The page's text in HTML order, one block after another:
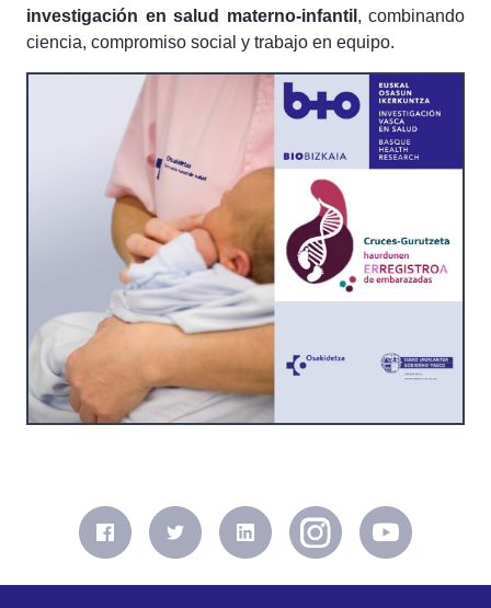
investigación en salud materno-infantil , combinando
ciencia, compromiso social y trabajo en equipo.